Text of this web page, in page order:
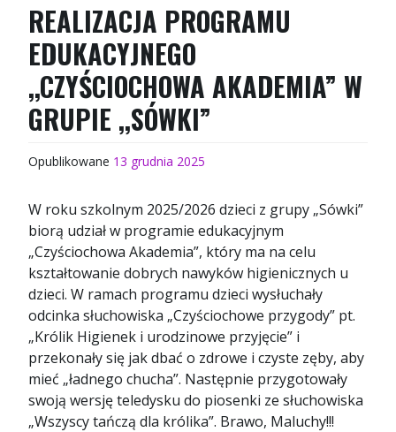
REALIZACJA PROGRAMU
EDUKACYJNEGO
,,CZYŚCIOCHOWA AKADEMIA” W
GRUPIE ,,SÓWKI”
Opublikowane 13 grudnia 2025
W roku szkolnym 2025/2026 dzieci z grupy „Sówki”
biorą udział w programie edukacyjnym
„Czyściochowa Akademia”, który ma na celu
kształtowanie dobrych nawyków higienicznych u
dzieci. W ramach programu dzieci wysłuchały
odcinka słuchowiska „Czyściochowe przygody” pt.
„Królik Higienek i urodzinowe przyjęcie” i
przekonały się jak dbać o zdrowe i czyste zęby, aby
mieć „ładnego chucha”. Następnie przygotowały
swoją wersję teledysku do piosenki ze słuchowiska
„Wszyscy tańczą dla królika”. Brawo, Maluchy!!!